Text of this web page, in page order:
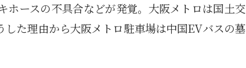
ースの不具合などが発覚。大阪メトロは国土交
た理由から大阪メトロ駐車場は中国EVバスの墓